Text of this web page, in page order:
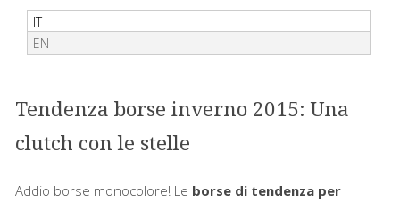
IT
EN
Tendenza borse inverno 2015: Una
clutch con le stelle
Addio borse monocolore! Le borse di tendenza per